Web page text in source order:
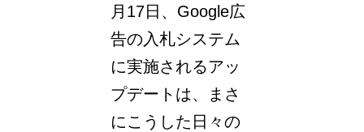
月17日、Google広
告の入札システム
に実施されるアッ
プデートは、まさ
にこうした日々の